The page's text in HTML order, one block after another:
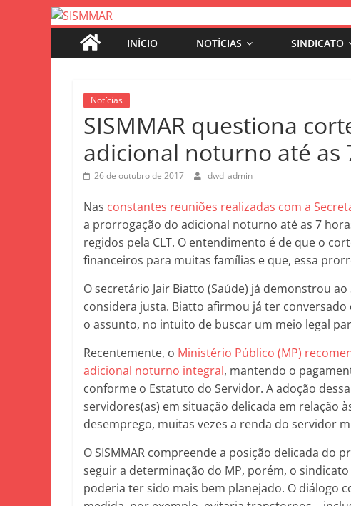
INÍCIO NOTÍCIAS SINDICATO
Notícias
SISMMAR questiona
adicional noturno até as
26 de outubro de 2017 dwd_admin
Nas constantes reuniões realizadas com a
a prorrogação do adicional noturno até as 7
regidos pela CLT. O entendimento é de que o
financeiros para muitas famílias e que, essa
O secretário Jair Biatto (Saúde) já demonstrou
considera justa. Biatto afirmou já ter
o assunto, no intuito de buscar um meio legal
Recentemente, o Ministério Público (MP)
adicional noturno integral, mantendo o
conforme o Estatuto do Servidor. A adoção
servidores(as) em situação delicada em relação
desemprego, muitas vezes a renda do servidor
O SISMMAR compreende a posição delicada do
seguir a determinação do MP, porém, o
poderia ter sido mais bem planejado. O diálogo